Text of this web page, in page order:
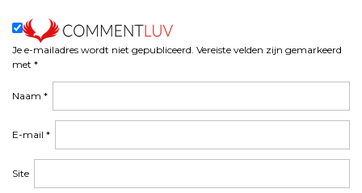
Je e-mailadres wordt niet gepubliceerd. Vereiste velden zijn gemarkeerd
met *
Naam *
E-mail *
Site